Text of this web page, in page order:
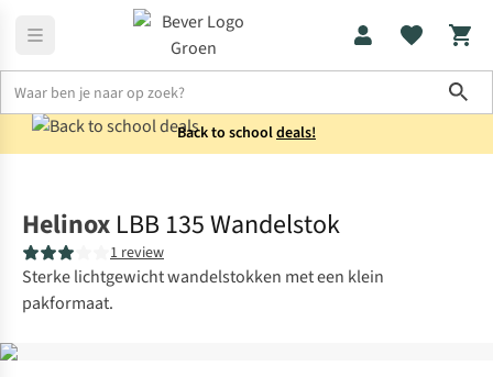
Back to schooldeals!
Helinox LBB 135 Wandelstok
1 review
Sterke lichtgewicht wandelstokken met een klein
pakformaat.